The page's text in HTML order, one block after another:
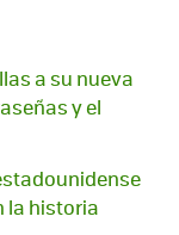
a su nueva
y el
la historia